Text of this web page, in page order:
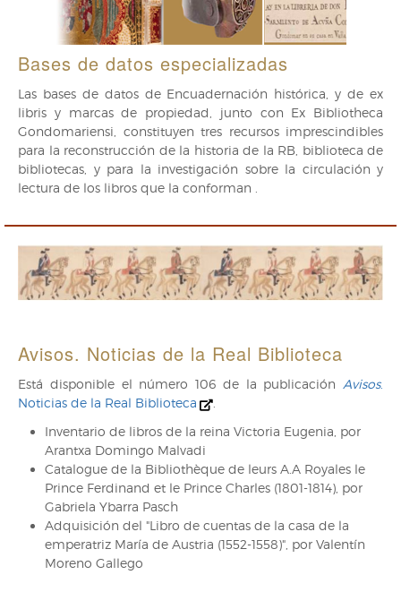
Bases de datos especializadas
Las bases de datos de Encuadernación histórica, y de ex
libris y marcas de propiedad, junto con Ex Bibliotheca
Gondomariensi, constituyen tres recursos imprescindibles
para la reconstrucción de la historia de la RB, biblioteca de
bibliotecas, y para la investigación sobre la circulación y
lectura de los libros que la conforman .
Avisos. Noticias de la Real Biblioteca
Está disponible el número 106 de la publicación Avisos.
Noticias de la Real Biblioteca
Inventario de libros de la reina Victoria Eugenia, por
Arantxa Domingo Malvadi
Catalogue de la Bibliothèque de leurs A.A Royales le
Prince Ferdinand et le Prince Charles (1801-1814), por
Gabriela Ybarra Pasch
Adquisición del "Libro de cuentas de la casa de la
emperatriz María de Austria (1552-1558)", por Valentín
Moreno Gallego